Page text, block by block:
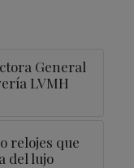
General
LVMH
relojes que
del lujo